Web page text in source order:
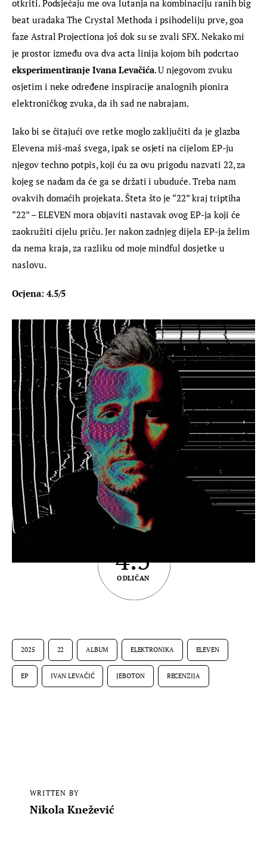
otkriti. Podsjećaju me ova lutanja na kombinaciju ranih big
beat uradaka The Crystal Methoda i psihodeliju prve, goa
faze Astral Projectiona još dok su se zvali SFX. Nekako mi
je prostor između ova dva acta linija kojom bih podcrtao
eksperimentiranje Ivana Levačića. U njegovom zvuku
osjetim i neke određene inspiracije analognih pionira
elektroničkog zvuka, da ih sad ne nabrajam.
Iako bi se čitajući ove retke moglo zaključiti da je glazba
Elevena miš-maš svega, ipak se osjeti na cijelom EP-ju
njegov techno potpis, koji ću za ovu prigodu nazvati 22, za
kojeg se nadam da će ga se držati i ubuduće. Treba nam
ovakvih domaćih projekata. Šteta što je “22” kraj triptiha
“22” – ELEVEN mora objaviti nastavak ovog EP-ja koji će
zaokružiti cijelu priču. Jer nakon zadnjeg dijela EP-ja želim
da nema kraja, za razliku od moje mindful dosjetke u
naslovu.
Ocjena: 4.5/5
4.5
ODLIČAN
2025 22 ALBUM ELEKTRONIKA ELEVEN
EP IVAN LEVAČIĆ JEBOTON RECENZIJA
WRITTEN BY
Nikola Knežević